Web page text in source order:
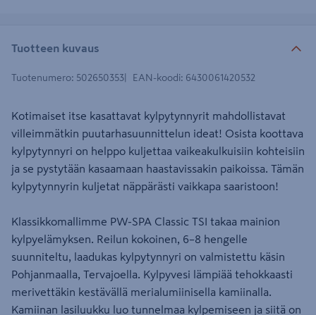
Tuotteen kuvaus
Tuotenumero: 502650353 EAN-koodi: 6430061420532
Kotimaiset itse kasattavat kylpytynnyrit mahdollistavat
villeimmätkin puutarhasuunnittelun ideat! Osista koottava
kylpytynnyri on helppo kuljettaa vaikeakulkuisiin kohteisiin
ja se pystytään kasaamaan haastavissakin paikoissa. Tämän
kylpytynnyrin kuljetat näppärästi vaikkapa saaristoon!
Klassikkomallimme PW-SPA Classic TSI takaa mainion
kylpyelämyksen. Reilun kokoinen, 6–8 hengelle
suunniteltu, laadukas kylpytynnyri on valmistettu käsin
Pohjanmaalla, Tervajoella. Kylpyvesi lämpiää tehokkaasti
merivettäkin kestävällä merialumiinisella kamiinalla.
Kamiinan lasiluukku luo tunnelmaa kylpemiseen ja siitä on